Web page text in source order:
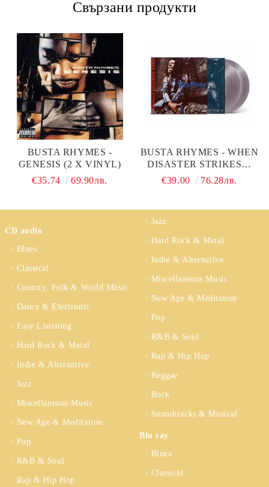
Свързани продукти
BUSTA RHYMES -
GENESIS (2 X VINYL)
€35.74
69.90лв.
BUSTA RHYMES - WHEN
DISASTER STRIKES…
(LIMITED, SILVER
€39.00 76.28лв.
CD audio
Blues
Classical
Country, Folk & World Music
Dance & Electronic
Easy Listening
Hard Rock & Metal
Indie & Alternative
Jazz
Miscellaneous Music
New Age & Meditation
Pop
R&B & Soul
Rap & Hip Hop
Jazz
Hard Rock & Metal
Indie & Alternative
Miscellaneous Music
New Age & Meditation
Pop
R&B & Soul
Rap & Hip Hop
Reggae
Rock
Soundtracks & Musical
Blu ray
Blues
Classical